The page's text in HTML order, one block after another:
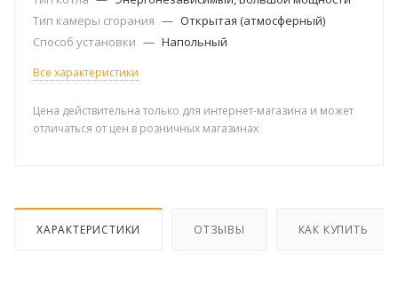
Тип камеры сгорания — Открытая (атмосферный)
Способ установки — Напольный
Все характеристики
Цена действительна только для интернет-магазина и может
отличаться от цен в розничных магазинах
ХАРАКТЕРИСТИКИ ОТЗЫВЫ КАК КУПИТЬ